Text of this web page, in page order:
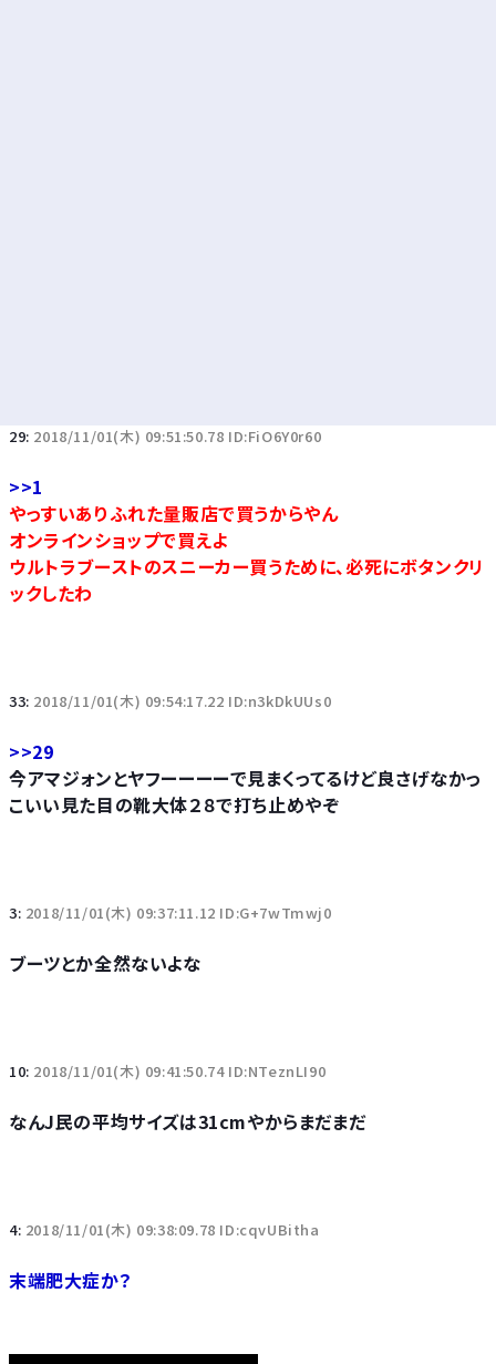
29: 2018/11/01(木) 09:51:50.78 ID:FiO6Y0r60
>>1
やっすいありふれた量販店で買うからやん
オンラインショップで買えよ
ウルトラブーストのスニーカー買うために、必死にボタンクリ
ックしたわ
33: 2018/11/01(木) 09:54:17.22 ID:n3kDkUUs0
>>29
今アマジォンとヤフーーーーで見まくってるけど良さげなかっ
こいい見た目の靴大体２８で打ち止めやぞ
3: 2018/11/01(木) 09:37:11.12 ID:G+7wTmwj0
ブーツとか全然ないよな
10: 2018/11/01(木) 09:41:50.74 ID:NTeznLI90
なんJ民の平均サイズは31cmやからまだまだ
4: 2018/11/01(木) 09:38:09.78 ID:cqvUBitha
末端肥大症か？